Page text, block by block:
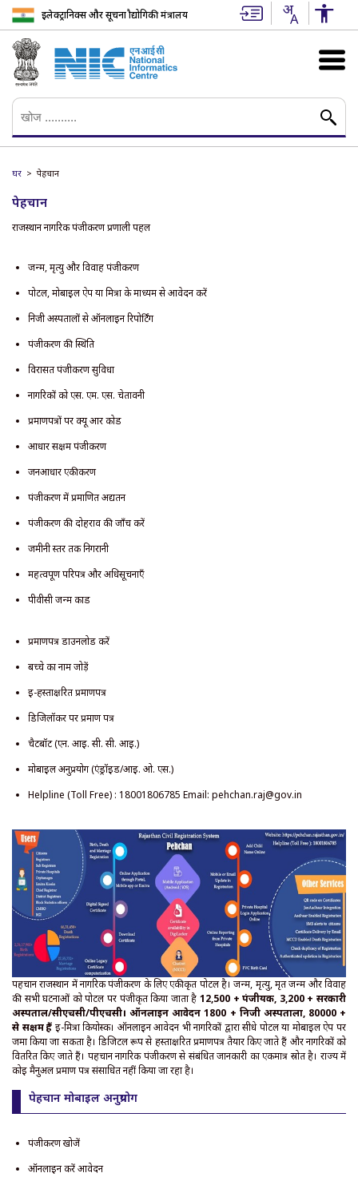
इलेक्ट्रानिक्स और सूचना प्रौद्योगिकी मंत्रालय
घर पेहचान
पेहचान
राजस्थान नागरिक पंजीकरण प्रणाली पहल
जन्म, मृत्यु और विवाह पंजीकरण
पोर्टल, मोबाइल ऐप या मित्रा के माध्यम से आवेदन करें
निजी अस्पतालों से ऑनलाइन रिपोर्टिंग
पंजीकरण की स्थिति
विरासत पंजीकरण सुविधा
नागरिकों को एस. एम. एस. चेतावनी
प्रमाणपत्रों पर क्यू आर कोड
आधार सक्षम पंजीकरण
जनआधार एकीकरण
पंजीकरण में प्रमाणित अद्यतन
पंजीकरण की दोहराव की जाँच करें
जमीनी स्तर तक निगरानी
महत्वपूर्ण परिपत्र और अधिसूचनाएँ
पीवीसी जन्म कार्ड
प्रमाणपत्र डाउनलोड करें
बच्चे का नाम जोड़ें
ई-हस्ताक्षरित प्रमाणपत्र
डिजिलॉकर पर प्रमाण पत्र
चैटबॉट (एन. आई. सी. सी. आई.)
मोबाइल अनुप्रयोग (एंड्रॉइड/आई. ओ. एस.)
Helpline (Toll Free) : 18001806785 Email: pehchan.raj@gov.in
पहचान राजस्थान में नागरिक पंजीकरण के लिए एकीकृत पोर्टल है। जन्म, मृत्यु, मृत जन्म और विवाह
की सभी घटनाओं को पोर्टल पर पंजीकृत किया जाता है 12,500 + पंजीयक, 3,200 + सरकारी
अस्पताल/सीएचसी/पीएचसी। ऑनलाइन आवेदन 1800 + निजी अस्पतालों, 80000 +
से सक्षम हैं ई-मित्रा कियोस्क। ऑनलाइन आवेदन भी नागरिकों द्वारा सीधे पोर्टल या मोबाइल ऐप पर
जमा किया जा सकता है। डिजिटल रूप से हस्ताक्षरित प्रमाणपत्र तैयार किए जाते हैं और नागरिकों को
वितरित किए जाते हैं। पहचान नागरिक पंजीकरण से संबंधित जानकारी का एकमात्र स्रोत है। राज्य में
कोई मैनुअल प्रमाण पत्र संसाधित नहीं किया जा रहा है।
पेहचान मोबाइल अनुप्रयोग
पंजीकरण खोजें
ऑनलाइन करें आवेदन